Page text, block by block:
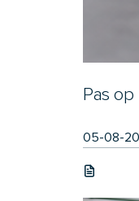
Pas op
05-08-